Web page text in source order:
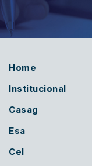
Home
Institucional
Casag
Esa
Cel